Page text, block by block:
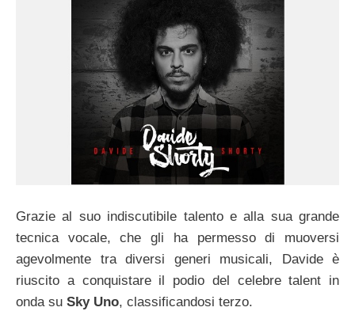
Grazie al suo indiscutibile talento e alla sua grande
tecnica vocale, che gli ha permesso di muoversi
agevolmente tra diversi generi musicali, Davide è
riuscito a conquistare il podio del celebre talent in
onda su Sky Uno, classificandosi terzo.